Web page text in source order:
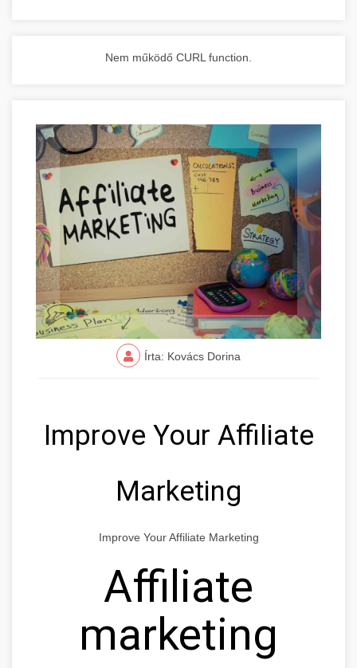
Nem működő CURL function.
Írta: Kovács Dorina
Improve Your Affiliate
Marketing
Improve Your Affiliate Marketing
Affiliate
marketing